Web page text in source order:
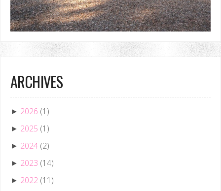
ARCHIVES
► 2026 (1)
► 2025 (1)
► 2024 (2)
► 2023 (14)
► 2022 (11)